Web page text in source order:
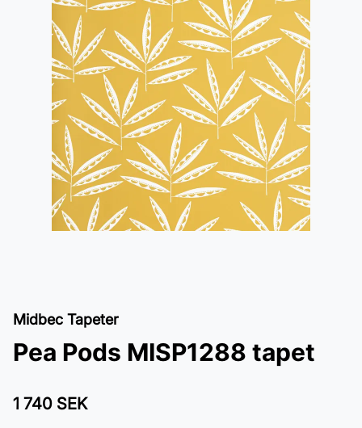
Midbec Tapeter
Pea Pods MISP1288 tapet
1 740 SEK